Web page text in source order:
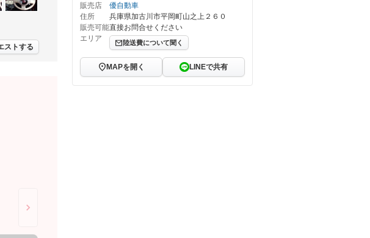
ストする
販売店
優自動車
住所
兵庫県加古川市平岡町山之上２６０
販売可能
エリア
直接お問合せください
陸送費について聞く
MAPを開く LINEで共有